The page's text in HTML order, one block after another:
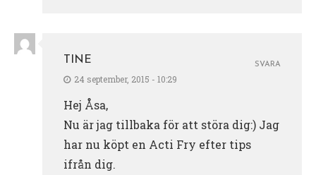
TINE
24 september, 2015 - 10:29
Hej Åsa,
Nu är jag tillbaka för att störa dig:) Jag
har nu köpt en Acti Fry efter tips
ifrån dig.
SVARA